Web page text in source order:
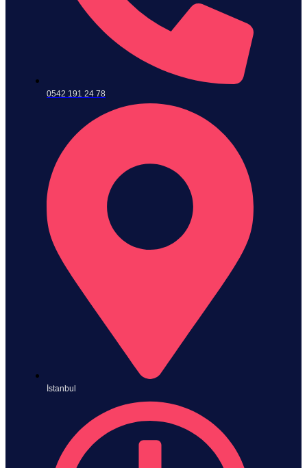
0542 191 24 78
İstanbul